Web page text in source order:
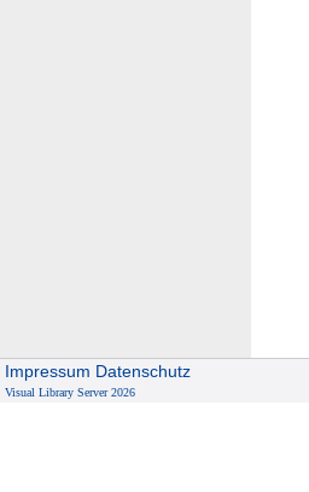
Impressum Datenschutz
Visual Library Server 2026